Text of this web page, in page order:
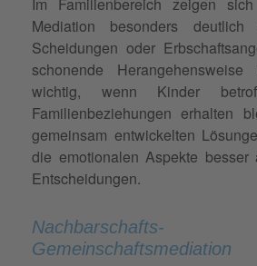
Mediation besonders deutlich
Scheidungen oder
schonende
wichtig, wenn Kinder
Familienbeziehungen erhalten
gemeinsam entwickelten
die emotionalen Aspekte besser
Entscheidungen.
Gemeinschaftsmediation